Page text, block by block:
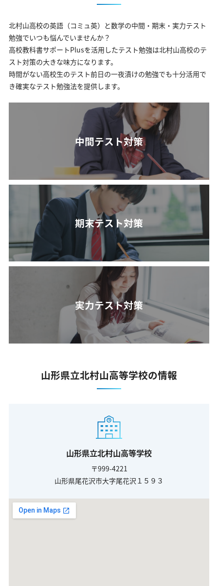
北村山高校の英語（コミュ英）と数学の中間・期末・実力テスト
勉強でいつも悩んでいませんか？
高校教科書サポートPlusを活用したテスト勉強は北村山高校のテ
スト対策の大きな味方になります。
時間がない高校生のテスト前日の一夜漬けの勉強でも十分活用で
き確実なテスト勉強法を提供します。
中間テスト対策
期末テスト対策
実力テスト対策
山形県立北村山高等学校の情報
山形県立北村山高等学校
〒999-4221
山形県尾花沢市大字尾花沢１５９３